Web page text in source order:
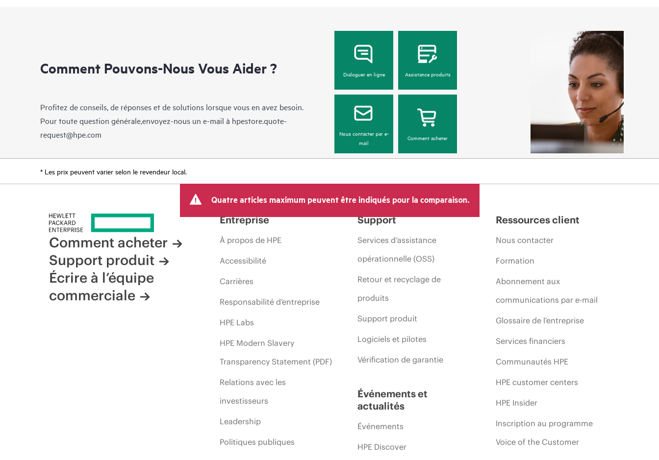
Comment Pouvons-Nous Vous Aider ?
Profitez de conseils, de réponses et de solutions lorsque vous en avez besoin.
Pour toute question générale,envoyez-nous un e-mail à hpestore.quote-
request@hpe.com
Dialoguer en ligne Assistance produits
Nous contacter par e-
mail
Comment acheter
* Les prix peuvent varier selon le revendeur local.
Quatre articles maximum peuvent être indiqués pour la comparaison.
Comment acheter
Support produit
Écrire à l’équipe
commerciale
Entreprise
À propos de HPE
Accessibilité
Carrières
Responsabilité d’entreprise
HPE Labs
HPE Modern Slavery
Transparency Statement (PDF)
Relations avec les
investisseurs
Leadership
Politiques publiques
Support
Services d’assistance
opérationnelle (OSS)
Retour et recyclage de
produits
Support produit
Logiciels et pilotes
Vérification de garantie
Événements et
actualités
Événements
HPE Discover
Ressources client
Nous contacter
Formation
Abonnement aux
communications par e-mail
Glossaire de l’entreprise
Services financiers
Communautés HPE
HPE customer centers
HPE Insider
Inscription au programme
Voice of the Customer